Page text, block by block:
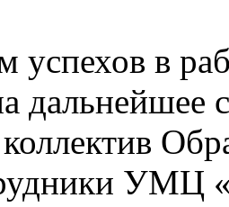
успехов в
дальнейшее
УМЦ